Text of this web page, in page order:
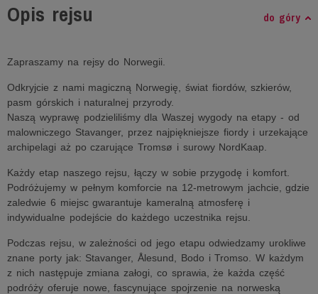
Opis rejsu do góry
Zapraszamy na rejsy do Norwegii.
Odkryjcie z nami magiczną Norwegię, świat fiordów, szkierów,
pasm górskich i naturalnej przyrody.
Naszą wyprawę podzieliliśmy dla Waszej wygody na etapy - od
malowniczego Stavanger, przez najpiękniejsze fiordy i urzekające
archipelagi aż po czarujące Tromsø i surowy NordKaap.
Każdy etap naszego rejsu, łączy w sobie przygodę i komfort.
Podróżujemy w pełnym komforcie na 12-metrowym jachcie, gdzie
zaledwie 6 miejsc gwarantuje kameralną atmosferę i
indywidualne podejście do każdego uczestnika rejsu.
Podczas rejsu, w zależności od jego etapu odwiedzamy urokliwe
znane porty jak: Stavanger, Ålesund, Bodo i Tromso. W każdym
z nich następuje zmiana załogi, co sprawia, że każda część
podróży oferuje nowe, fascynujące spojrzenie na norweską